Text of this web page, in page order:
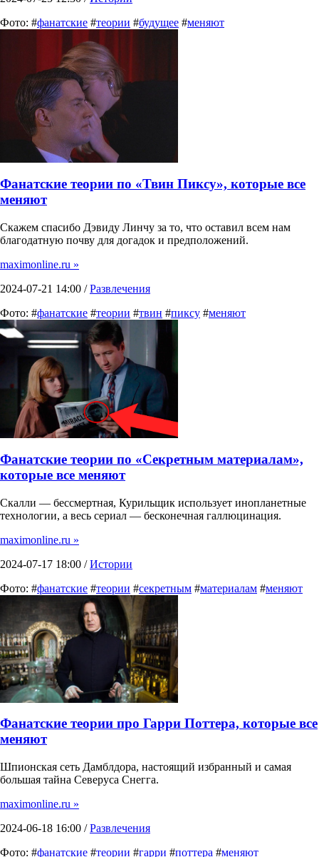
Фото: #фанатские #теории #будущее #меняют
Фанатские теории по «Твин Пиксу», которые все
меняют
Скажем спасибо Дэвиду Линчу за то, что оставил всем нам
благодатную почву для догадок и предположений.
maximonline.ru »
2024-07-21 14:00 /Развлечения
Фото: #фанатские #теории #твин #пиксу #меняют
Фанатские теории по «Секретным материалам»,
которые все меняют
Скалли — бессмертная, Курильщик использует инопланетные
технологии, а весь сериал — бесконечная галлюцинация.
maximonline.ru »
2024-07-17 18:00 /Истории
Фото: #фанатские #теории #секретным #материалам #меняют
Фанатские теории про Гарри Поттера, которые все
меняют
Шпионская сеть Дамблдора, настоящий избранный и самая
большая тайна Северуса Снегга.
maximonline.ru »
2024-06-18 16:00 /Развлечения
Фото: #фанатские #теории #гарри #поттера #меняют